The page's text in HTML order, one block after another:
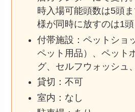
時入場可能頭数は5頭
様が同時に放すのは1頭
付帯施設：ペットショ
ペット用品）、ペット
グ、セルフウォッシュ
貸切：不可
室内：なし